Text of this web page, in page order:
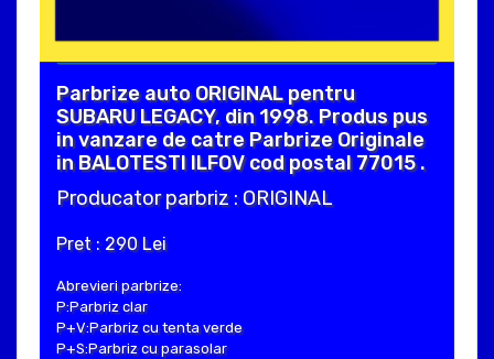
Parbrize auto ORIGINAL pentru
SUBARU LEGACY, din 1998. Produs pus
in vanzare de catre Parbrize Originale
in BALOTESTI ILFOV cod postal 77015 .
Producator parbriz : ORIGINAL
Pret : 290 Lei
Abrevieri parbrize:
P:Parbriz clar
P+V:Parbriz cu tenta verde
P+S:Parbriz cu parasolar